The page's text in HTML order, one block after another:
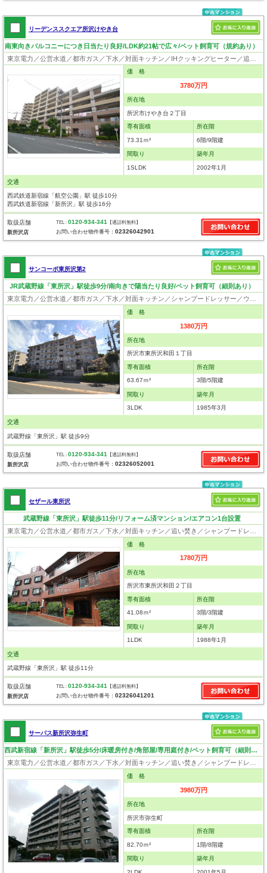
リーデンススクエア所沢けやき台
南東向きバルコニーにつき日当たり良好/LDK約21帖で広々/ペット飼育可（規約あり）
価 格
3780万円
所在地
所沢市けやき台２丁目
専有面積
73.31ｍ²
所在階
6階/9階建
間取り
1SLDK
築年月
2002年1月
交通
西武鉄道新宿線「航空公園」駅 徒歩10分
西武鉄道新宿線「新所沢」駅 徒歩16分
取扱店舗
新所沢店
TEL :0120-934-341 【通話料無料】
お問い合わせ物件番号：02326042901
サンコーポ東所沢第2
JR武蔵野線「東所沢」駅徒歩9分/南向きで陽当たり良好/ペット飼育可（細則あり）
価 格
1380万円
所在地
所沢市東所沢和田１丁目
専有面積
63.67ｍ²
所在階
3階/5階建
間取り
3LDK
築年月
1985年3月
交通
武蔵野線「東所沢」駅 徒歩9分
取扱店舗
新所沢店
TEL :0120-934-341 【通話料無料】
お問い合わせ物件番号：02326052001
セザール東所沢
武蔵野線「東所沢」駅徒歩11分/リフォーム済マンション/エアコン1台設置
価 格
1780万円
所在地
所沢市東所沢和田２丁目
専有面積
41.08ｍ²
所在階
3階/3階建
間取り
1LDK
築年月
1988年1月
交通
武蔵野線「東所沢」駅 徒歩11分
取扱店舗
新所沢店
TEL :0120-934-341 【通話料無料】
お問い合わせ物件番号：02326041201
サーパス新所沢弥生町
西武新宿線「新所沢」駅徒歩5分/床暖房付き/角部屋/専用庭付き/ペット飼育可（細則有）
価 格
3980万円
所在地
所沢市弥生町
専有面積
82.70ｍ²
所在階
1階/8階建
間取り 築年月